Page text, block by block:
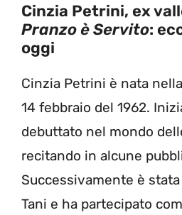
Cinzia Petrini, ex
Pranzo è Servito:
oggi
Cinzia Petrini è nata
14 febbraio del 1962.
debuttato nel mondo
recitando in alcune
Successivamente è
Tani e ha partecipato